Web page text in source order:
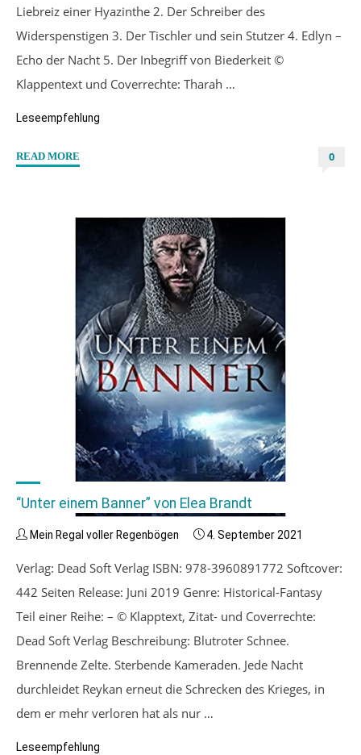
Liebreiz einer Hyazinthe 2. Der Schreiber des
Widerspenstigen 3. Der Tischler und sein Stutzer 4. Edlyn –
Echo der Nacht 5. Der Inbegriff von Biederkeit ©
Klappentext und Coverrechte: Tharah …
Leseempfehlung
READ MORE
Widerspenstigen”
Tharah
0
“Unter einem Banner” von Elea Brandt
Mein Regal voller Regenbögen 4. September 2021
Verlag: Dead Soft Verlag ISBN: 978-3960891772 Softcover:
442 Seiten Release: Juni 2019 Genre: Historical-Fantasy
Teil einer Reihe: – © Klapptext, Zitat- und Coverrechte:
Dead Soft Verlag Beschreibung: Blutroter Schnee.
Brennende Zelte. Sterbende Kameraden. Jede Nacht
durchleidet Reykan erneut die Schrecken des Krieges, in
dem er mehr verloren hat als nur …
Leseempfehlung